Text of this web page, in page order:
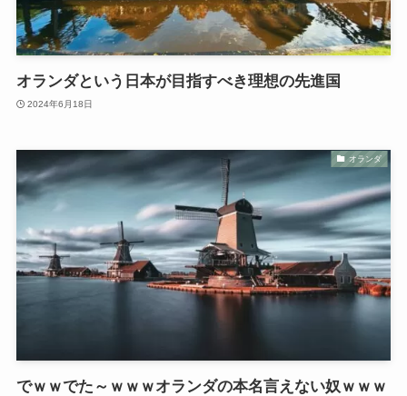
オランダという日本が目指すべき理想の先進国
2024年6月18日
オランダ
でｗｗでた～ｗｗｗオランダの本名言えない奴ｗｗｗ